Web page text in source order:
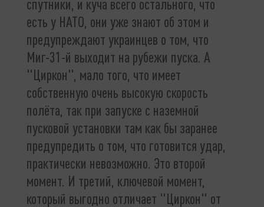
спутники, и куча всего остального, что
есть у НАТО, они уже знают об этом и
предупреждают украинцев о том, что
Миг-31-й выходит на рубежи пуска. А
"Циркон", мало того, что имеет
собственную очень высокую скорость
полёта, так при запуске с наземной
пусковой установки там как бы заранее
предупредить о том, что готовится удар,
практически невозможно. Это второй
момент. И третий, ключевой момент,
который выгодно отличает "Циркон" от